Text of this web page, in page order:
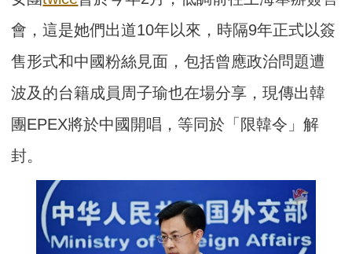
會，這是她們出道10年以來，時隔9年正式以簽
售形式和中國粉絲見面，包括曾應政治問題遭
波及的台籍成員周子瑜也在場分享，現傳出韓
團EPEX將於中國開唱，等同於「限韓令」解
封。